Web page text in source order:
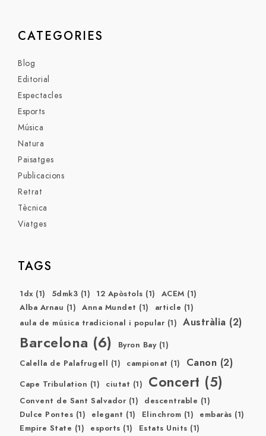
CATEGORIES
Blog
Editorial
Espectacles
Esports
Música
Natura
Paisatges
Publicacions
Retrat
Tècnica
Viatges
TAGS
1dx(1) 5dmk3 (1) 12 Apòstols (1) ACEM (1)
Alba Arnau (1) Anna Mundet (1) article (1)
aula de música tradicional i popular (1) Austràlia (2)
Barcelona (6) Byron Bay(1)
Calella de Palafrugell (1) campionat (1) Canon (2)
Cape Tribulation (1) ciutat (1) Concert (5)
Convent de Sant Salvador (1) descentrable (1)
Dulce Pontes (1) elegant (1) Elinchrom (1) embaràs (1)
Empire State (1) esports (1) Estats Units (1)